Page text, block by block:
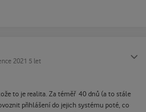
2021 5 let
to je realita. Za téměř 40 dnů (a to stále
přihlášení do jejich systému poté, co